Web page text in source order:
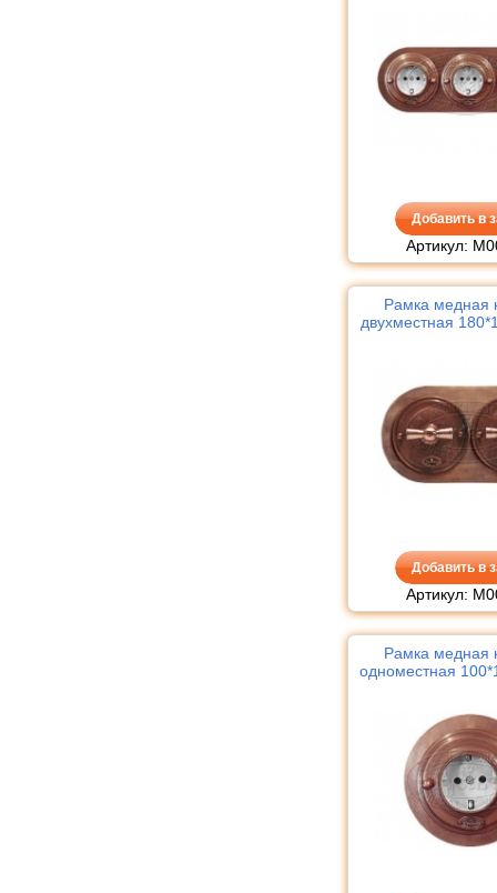
Добавить в
Артикул:
Рамка медная
двухместная
Добавить в
Артикул:
Рамка медная
одноместная